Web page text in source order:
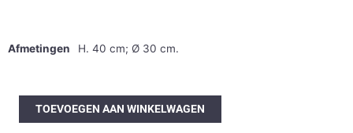
Afmetingen H. 40 cm; Ø 30 cm.
Holmegaard
tafellamp
TOEVOEGEN AAN WINKELWAGEN